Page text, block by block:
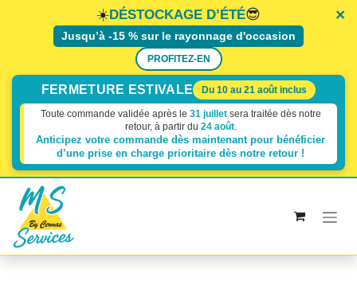
×
☀️DÉSTOCKAGE D’ÉTÉ😎
Jusqu’à -15 % sur le rayonnage d'occasion
PROFITEZ-EN
FERMETURE ESTIVALE Du 10 au 21 août inclus
Toute commande validée après le 31 juilletsera traitée dès notre
retour, à partir du 24 août.
Anticipez votre commande dès maintenant pour bénéficier
d’une prise en charge prioritaire dès notre retour !
Se rendre au contenu
×
×